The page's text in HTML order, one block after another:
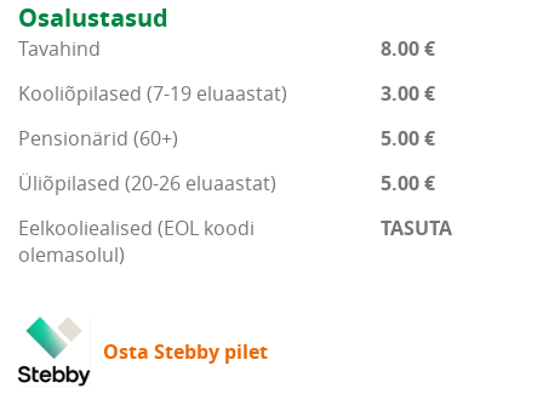
Osalustasud
Tavahind
8.00 €
Kooliõpilased (7-19 eluaastat)
3.00 €
Pensionärid (60+)
5.00 €
Üliõpilased (20-26 eluaastat)
5.00 €
Eelkooliealised (EOL koodi
olemasolul)
TASUTA
Osta Stebby pilet